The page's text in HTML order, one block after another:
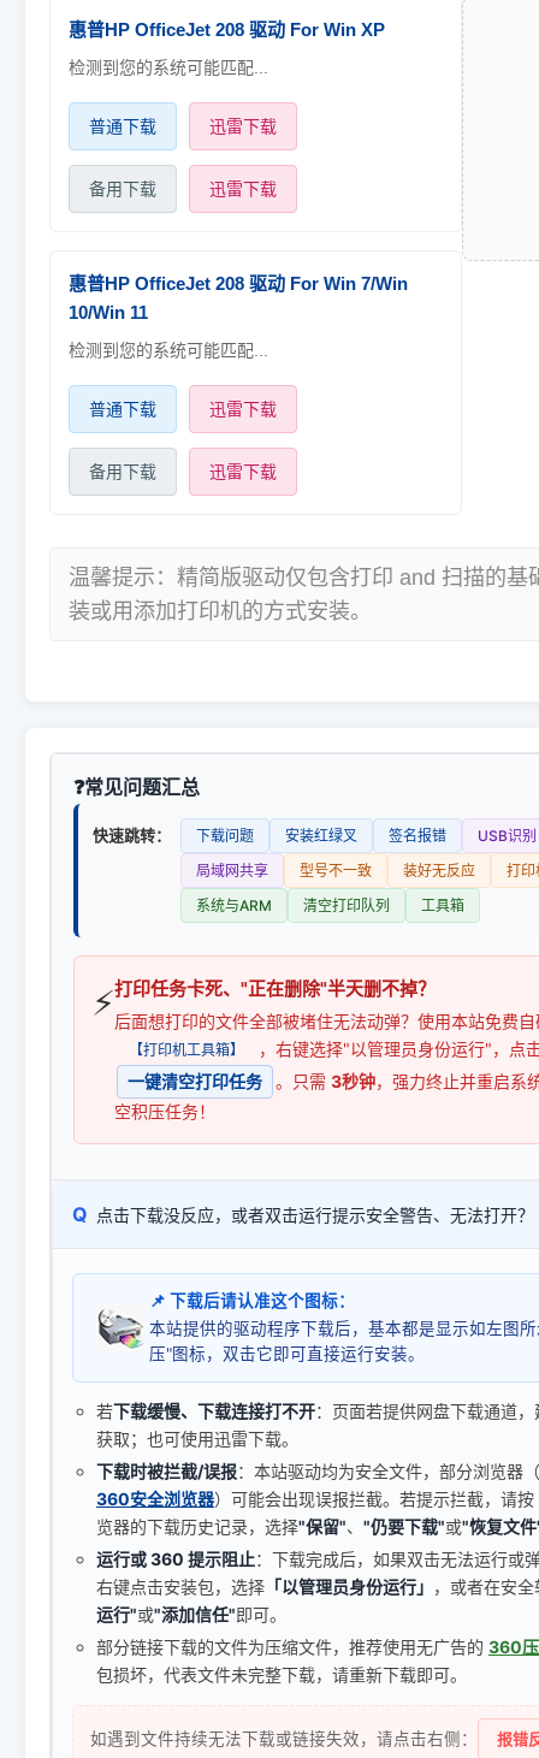
惠普HP OfficeJet 208 驱动 For Win XP
检测到您的系统可能匹配...
普通下载 迅雷下载
备用下载 迅雷下载
惠普HP OfficeJet 208 驱动 For Win 7/Win
10/Win 11
检测到您的系统可能匹配...
普通下载 迅雷下载
备用下载 迅雷下载
温馨提示：精简版驱动仅包含打印 and 扫描的基
装或用添加打印机的方式安装。
常见问题汇总
快速跳转： 下载问题 安装红绿叉 签名报错
USB识别
局域网共享
型号不一致 装好无反应
打印
系统与ARM
清空打印队列 工具箱
⚡打印任务卡死、"正在删除"半天删不掉？
后面想打印的文件全部被堵住无法动弹？使用本站免费
【打印机工具箱】
，右键选择"以管理员身份运行"，点
一键清空打印任务
。只需 3秒钟，强力终止并重启系
空积压任务！
Q 点击下载没反应，或者双击运行提示安全警告、无法打开？
📌 下载后请认准这个图标：
本站提供的驱动程序下载后，基本都是显示如左图
压"图标，双击它即可直接运行安装。
若下载缓慢、下载连接打不开：页面若提供网盘下载通道
获取；也可使用迅雷下载。
下载时被拦截/误报：本站驱动均为安全文件，部分浏览器
360安全浏览器）可能会出现误报拦截。若提示拦截，请按
览器的下载历史记录，选择"保留"、 "仍要下载"或"恢复文
运行或 360 提示阻止：下载完成后，如果双击无法运行或
右键点击安装包，选择 「以管理员身份运行」 ，或者在安
运行"或"添加信任"即可。
部分链接下载的文件为压缩文件，推荐使用无广告的 360
包损坏，代表文件未完整下载，请重新下载即可。
如遇到文件持续无法下载或链接失效，请点击右侧： 报错